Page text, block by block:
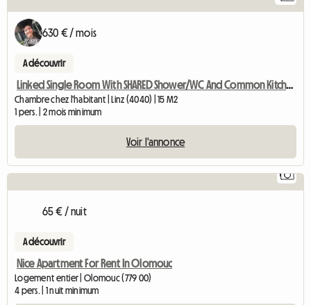
630 € / mois
A découvrir
Linked Single Room With SHARED Shower/WC And Common Kitchen
Chambre chez l'habitant | Linz (4040) | 15 M2
1 pers. | 2 mois minimum
Voir l'annonce
1
65 € / nuit
A découvrir
Nice Apartment For Rent In Olomouc
Logement entier | Olomouc (779 00)
4 pers. | 1 nuit minimum